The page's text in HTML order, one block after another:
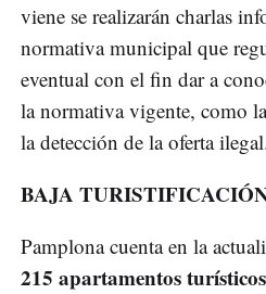
viene se realizarán charlas
normativa municipal que
eventual con el fin dar a
la normativa vigente, como
la detección de la oferta
BAJA
Pamplona cuenta en la
215 apartamentos